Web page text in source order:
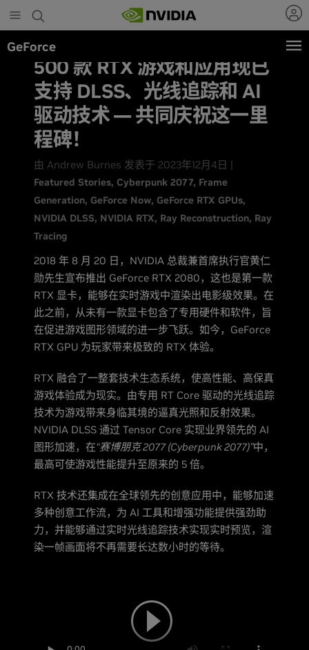
to
main
content
GeForce
500 款 RTX 游戏和应用现已
支持 DLSS、光线追踪和 AI
驱动技术 — 共同庆祝这一里
程碑！
由 Andrew Burnes 发表于 2023年12月4日 |
Featured Stories Cyberpunk 2077 Frame
Generation GeForce Now GeForce RTX GPUs
NVIDIA DLSS NVIDIA RTX Ray Reconstruction Ray
Tracing
2018 年 8 月 20 日，NVIDIA 总裁兼首席执行官黄仁
勋先生宣布推出 GeForce RTX 2080，这也是第一款
RTX 显卡，能够在实时游戏中渲染出电影级效果。在
此之前，从未有一款显卡包含了专用硬件和软件，旨
在促进游戏图形领域的进一步飞跃。如今，GeForce
RTX GPU 为玩家带来极致的 RTX 体验。
RTX 融合了一整套技术生态系统，使高性能、高保真
游戏体验成为现实。由专用 RT Core 驱动的光线追踪
技术为游戏带来身临其境的逼真光照和反射效果。
NVIDIA DLSS 通过 Tensor Core 实现业界领先的 AI
图形加速，在“赛博朋克 2077 (Cyberpunk 2077)”中，
最高可使游戏性能提升至原来的 5 倍。
RTX 技术还集成在全球领先的创意应用中，能够加速
多种创意工作流，为 AI 工具和增强功能提供强劲助
力，并能够通过实时光线追踪技术实现实时预览，渲
染一帧画面将不再需要长达数小时的等待。